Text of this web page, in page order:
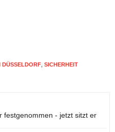
DÜSSELDORF SICHERHEIT
festgenommen - jetzt sitzt er